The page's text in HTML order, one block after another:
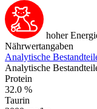
hoher
Nährwertangaben
Analytische
Analytische
Protein
32.0 %
Taurin